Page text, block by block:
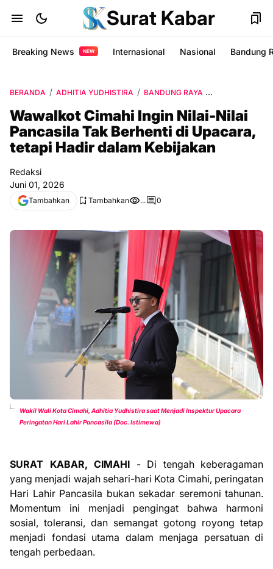
Surat Kabar
Breaking News NEW Internasional Nasional Bandung
BERANDA ADHITIA YUDHISTIRA BANDUNG RAYA
Wawalkot Cimahi Ingin Nilai-Nilai
Pancasila Tak Berhenti di Upacara,
tetapi Hadir dalam Kebijakan
Redaksi
Juni 01, 2026
Tambahkan Tambahkan ... 0
Wakil Wali Kota Cimahi, Adhitia Yudhistira saat Menjadi Inspektur Upacara
Peringatan Hari Lahir Pancasila (Doc. Istimewa)
SURAT KABAR, CIMAHI - Di tengah keberagaman
yang menjadi wajah sehari-hari Kota Cimahi, peringatan
Hari Lahir Pancasila bukan sekadar seremoni tahunan.
Momentum ini menjadi pengingat bahwa harmoni
sosial, toleransi, dan semangat gotong royong tetap
menjadi fondasi utama dalam menjaga persatuan di
tengah perbedaan.